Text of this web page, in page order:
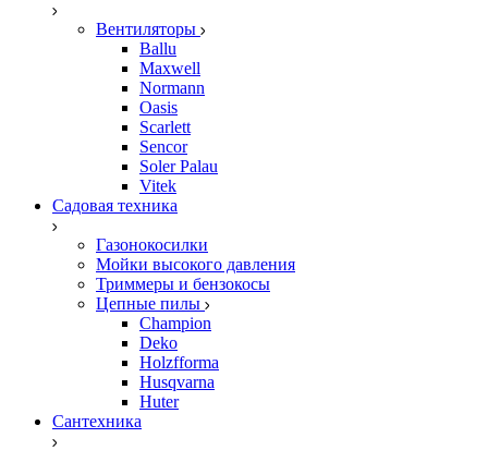
Вентиляторы
Ballu
Maxwell
Normann
Oasis
Scarlett
Sencor
Soler Palau
Vitek
Садовая техника
Газонокосилки
Мойки высокого давления
Триммеры и бензокосы
Цепные пилы
Champion
Deko
Holzfforma
Husqvarna
Huter
Сантехника